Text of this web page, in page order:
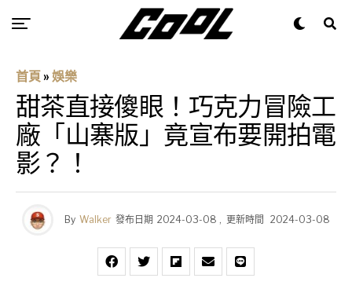
首頁 » 娛樂
甜茶直接傻眼！巧克力冒險工
廠「山寨版」竟宣布要開拍電
影？！
By Walker 發布日期 2024-03-08 , 更新時間 2024-03-08